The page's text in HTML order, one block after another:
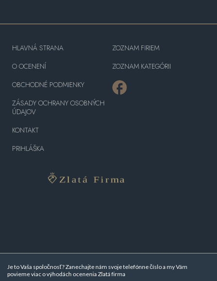
Je to Vaša spoločnosť? Zanechajte nám svoje telefónne číslo a my Vám
povieme viac ovýhodách ocenenia Zlatá firma
HLAVNÁ STRANA
O OCENENÍ
OBCHODNÉ PODMIENKY
ZÁSADY OCHRANY OSOBNÝCH
ÚDAJOV
KONTAKT
PRIHLÁŠKA
ZOZNAM FIRIEM
ZOZNAM KATEGÓRII